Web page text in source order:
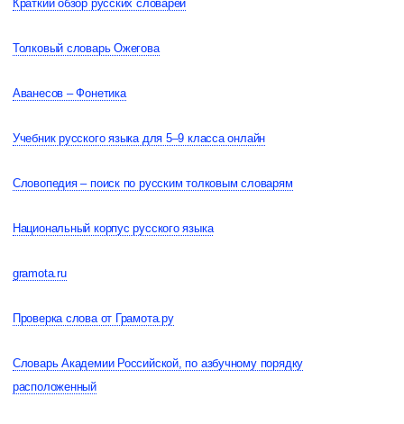
Краткий обзор русских словарей
Толковый словарь Ожегова
Аванесов – Фонетика
Учебник русского языка для 5–9 класса онлайн
Словопедия – поиск по русским толковым словарям
Национальный корпус русского языка
gramota.ru
Проверка слова от Грамота.ру
Словарь Академии Российской, по азбучному порядку
расположенный